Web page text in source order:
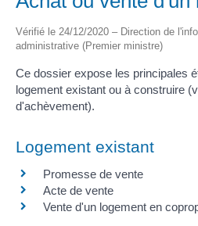
Vérifié le 24/12/2020 – Direction de
administrative (Premier ministre)
Ce dossier expose les principales
logement existant ou à construire
d'achèvement).
Logement existant
Promesse de vente
Acte de vente
Vente d'un logement en